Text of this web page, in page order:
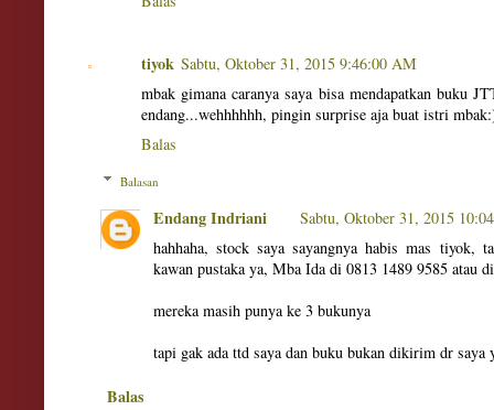
tiyok Sabtu, Oktober 31, 2015 9:46:00 AM
mbak gimana caranya saya bisa mendapatkan buku
endang...wehhhhhh, pingin surprise aja buat istri
Balas
Balasan
Endang Indriani
Sabtu, Oktober 31, 2015
hahhaha, stock saya sayangnya habis mas tiyok,
kawan pustaka ya, Mba Ida di 0813 1489 9585 atau
mereka masih punya ke 3 bukunya
tapi gak ada ttd saya dan buku bukan dikirim dr saya
Balas